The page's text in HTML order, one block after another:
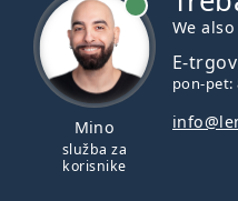
Mino
služba za
korisnike
We
E-
pon-pet: